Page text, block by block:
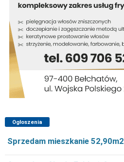
Ogłoszenia
Sprzedam mieszkanie 52,90m2